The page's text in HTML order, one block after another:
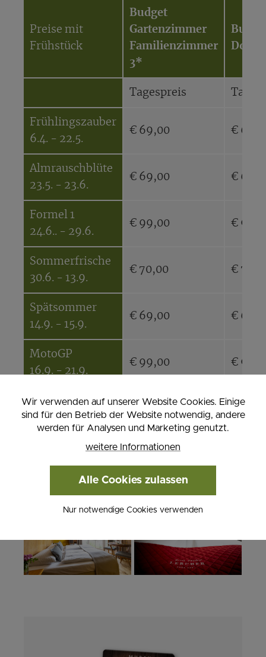
Preise mit
Frühstück
Budget
Gartenzimmer
Familienzimmer
3*
Tagespreis
Frühlingszauber
6.4. - 22.5.
€ 69,00 €
Almrauschblüte
23.5. - 23.6.
€ 69,00 €
Formel 1
24.6.. - 29.6.
€ 99,00 €
Sommerfrische
30.6. - 13.9.
€ 70,00 €
Spätsommer
14.9. - 15.9.
€ 69,00 €
MotoGP
16.9. - 21.9.
€ 99,00 €
Goldener Herbst
22.9. - 11.10.
€ 69,00 €
Wanderherbst
12.10. - 30.11.
Wir verwenden auf unserer Website Cookies. Einige
sind für den Betrieb der Website notwendig, andere
werden für Analysen und Marketing genutzt.
weitere Informationen
Alle Cookies zulassen
Nur notwendige Cookies verwenden